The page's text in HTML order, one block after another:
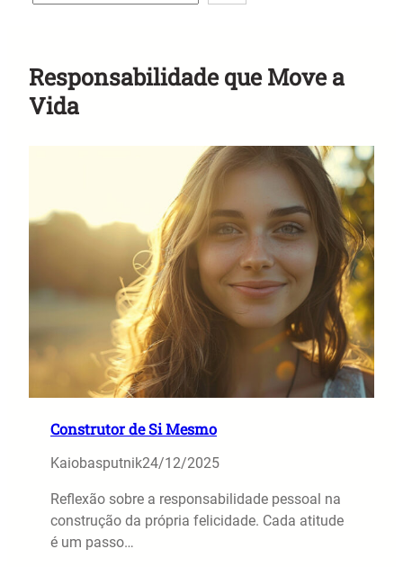
Responsabilidade que Move a
Vida
Construtor de Si Mesmo
Kaiobasputnik24/12/2025
Reflexão sobre a responsabilidade pessoal na
construção da própria felicidade. Cada atitude
é um passo…